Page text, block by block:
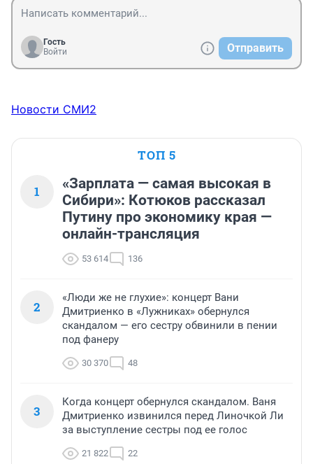
Гость
Войти
Отправить
Новости СМИ2
ТОП 5
1
«Зарплата — самая высокая в
Сибири»: Котюков рассказал
Путину про экономику края —
онлайн-трансляция
53 614 136
2
«Люди же не глухие»: концерт Вани
Дмитриенко в «Лужниках» обернулся
скандалом — его сестру обвинили в пении
под фанеру
30 370 48
3
Когда концерт обернулся скандалом. Ваня
Дмитриенко извинился перед Линочкой Ли
за выступление сестры под ее голос
21 822 22